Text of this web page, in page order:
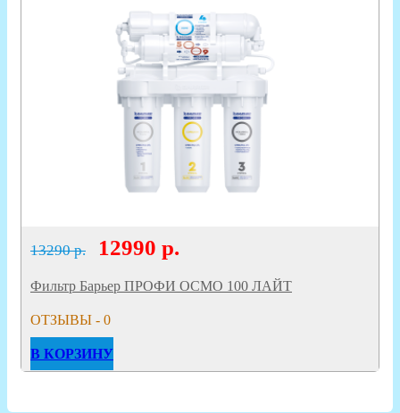
13290 р. 12990 р.
Фильтр Барьер ПРОФИ ОСМО 100 ЛАЙТ
ОТЗЫВЫ - 0
В КОРЗИНУ